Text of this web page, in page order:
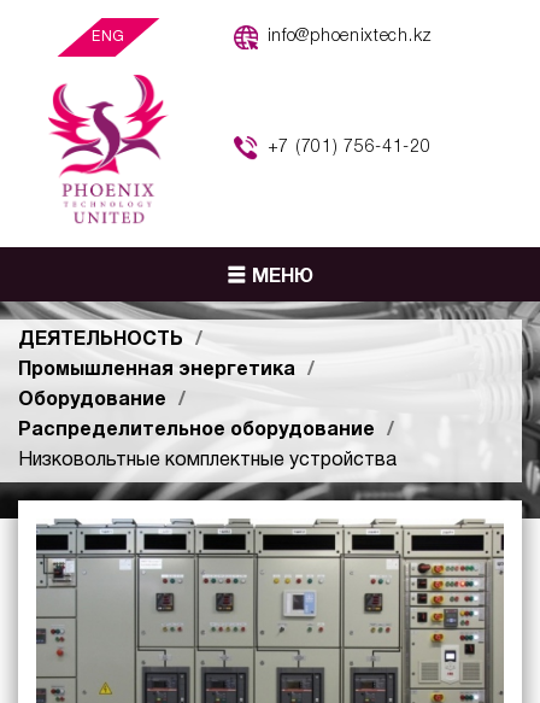
+7 (701) 756-41-20
info@phoenixtech.kz
ENG
МЕНЮ
ДЕЯТЕЛЬНОСТЬ
Промышленная энергетика
Оборудование
Распределительное оборудование
Низковольтные комплектные устройства